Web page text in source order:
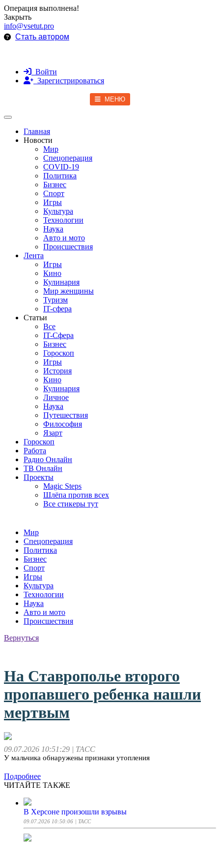
Операция выполнена!
Закрыть
info@vsetut.pro
Стать автором
Войти
Зарегистрироваться
МЕНЮ
Toggle navigation
Главная
Новости
Мир
Спецоперация
COVID-19
Политика
Бизнес
Спорт
Игры
Культура
Технологии
Наука
Авто и мото
Происшествия
Лента
Игры
Кино
Кулинария
Мир женщины
Туризм
IT-сфера
Статьи
Все
IT-Сфера
Бизнес
Гороскоп
Игры
История
Кино
Кулинария
Личное
Наука
Путешествия
Философия
Язарт
Гороскоп
Работа
Радио Онлайн
ТВ Онлайн
Проекты
Magic Steps
Шлёпа против всех
Все стикеры тут
Мир
Спецоперация
Политика
Бизнес
Спорт
Игры
Культура
Технологии
Наука
Авто и мото
Происшествия
Вернуться
На Ставрополье второго
пропавшего ребенка нашли
мертвым
09.07.2026 10:51:29 | ТАСС
У мальчика обнаружены признаки утопления
Подробнее
ЧИТАЙТЕ ТАКЖЕ
В Херсоне произошли взрывы
09.07.2026 10:50:06 | ТАСС